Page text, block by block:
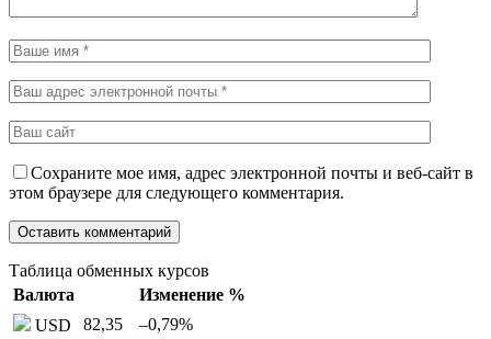
Сохраните мое имя, адрес электронной почты и веб-сайт в
этом браузере для следующего комментария.
Таблица обменных курсов
Валюта
Изменение %
USD
82,35 –0,79%